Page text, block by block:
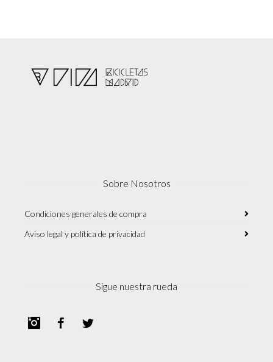
Sobre Nosotros
Condiciones generales de compra
Aviso legal y política de privacidad
Sigue nuestra rueda
InstagramFacebook